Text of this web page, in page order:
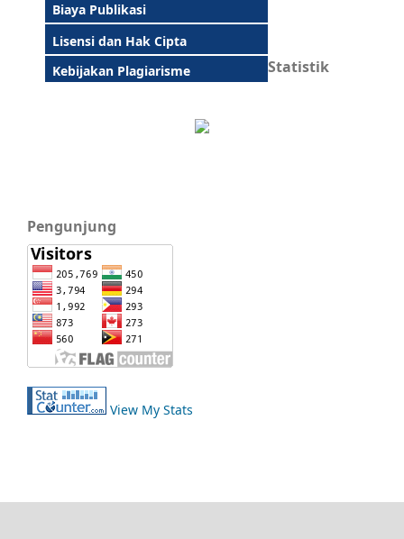
Biaya Publikasi
Lisensi dan Hak Cipta
Kebijakan Plagiarisme
Statistik
Pengunjung
View My Stats